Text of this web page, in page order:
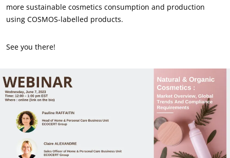
NOS SECTEURS D'ACTIVITÉ
Agroalimentaire
Cosmétique
more sustainable cosmetics consumption and production
using COSMOS-labelled products.
See you there!